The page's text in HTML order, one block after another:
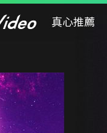
真心推薦